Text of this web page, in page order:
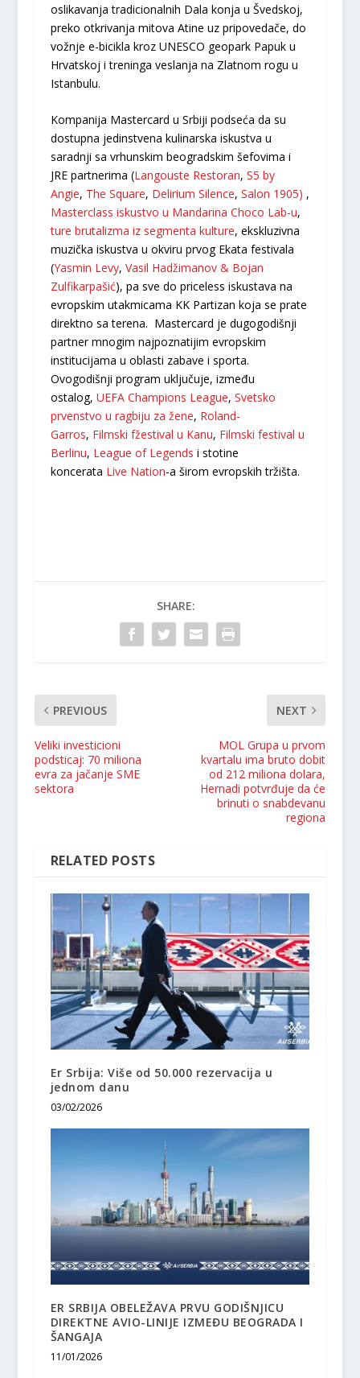
oslikavanja tradicionalnih Dala konja u Švedskoj,
preko otkrivanja mitova Atine uz pripovedače, do
vožnje e-bicikla kroz UNESCO geopark Papuk u
Hrvatskoj i treninga veslanja na Zlatnom rogu u
Istanbulu.
Kompanija Mastercard u Srbiji podseća da su
dostupna jedinstvena kulinarska iskustva u
saradnji sa vrhunskim beogradskim šefovima i
JRE partnerima (Langouste Restoran, S5 by
Angie, The Square, Delirium Silence, Salon 1905) ,
Masterclass iskustvo u Mandarina Choco Lab-u,
ture brutalizma iz segmenta kulture, ekskluzivna
muzička iskustva u okviru prvog Ekata festivala
(Yasmin Levy, Vasil Hadžimanov & Bojan
Zulfikarpašić), pa sve do priceless iskustava na
evropskim utakmicama KK Partizan koja se prate
direktno sa terena. Mastercard je dugogodišnji
partner mnogim najpoznatijim evropskim
institucijama u oblasti zabave i sporta.
Ovogodišnji program uključuje, između
ostalog, UEFA Champions League, Svetsko
prvenstvo u ragbiju za žene, Roland-
Garros, Filmski fžestival u Kanu, Filmski festival u
Berlinu, League of Legends i stotine
koncerata Live Nation-a širom evropskih tržišta.
SHARE:
PREVIOUS
Veliki investicioni
podsticaj: 70 miliona
evra za jačanje SME
sektora
NEXT
MOL Grupa u prvom
kvartalu ima bruto dobit
od 212 miliona dolara,
Hernadi potvrđuje da će
brinuti o snabdevanu
regiona
RELATED POSTS
Er Srbija: Više od 50.000 rezervacija u
jednom danu
03/02/2026
ER SRBIJA OBELEŽAVA PRVU GODIŠNJICU
DIREKTNE AVIO-LINIJE IZMEĐU BEOGRADA I
ŠANGAJA
11/01/2026